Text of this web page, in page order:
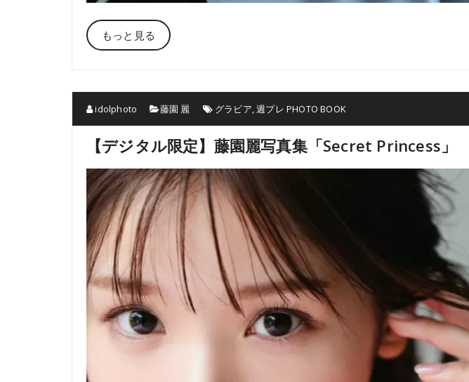
もっと見る
idolphoto 藤園 麗 グラビア,週プレ PHOTO BOOK
【デジタル限定】藤園麗写真集「Secret Princess」